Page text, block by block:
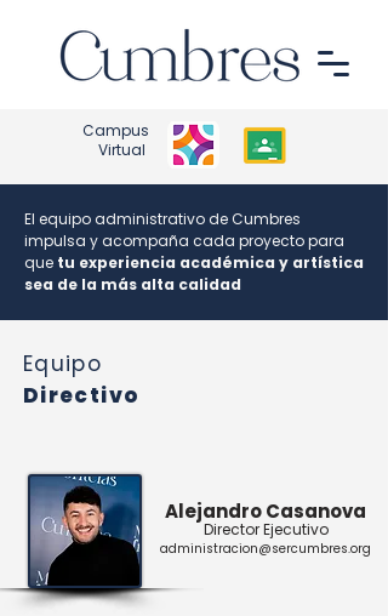
Campus
Virtual
El equipo administrativo de Cumbres
impulsa y acompaña cada proyectopara
que tu experiencia académica y artística
sea de la más alta calidad
Equipo
Directivo
Alejandro Casanova
Director Ejecutivo
administracion@sercumbres.org